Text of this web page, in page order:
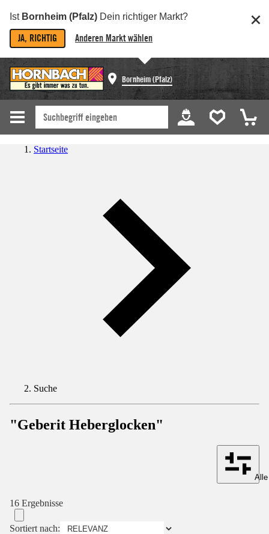
Ist Bornheim (Pfalz) Dein richtiger Markt?
JA, RICHTIG Anderen Markt wählen
Bornheim (Pfalz)
Startseite
Suche
"Geberit Heberglocken"
16 Ergebnisse
Sortiert nach: